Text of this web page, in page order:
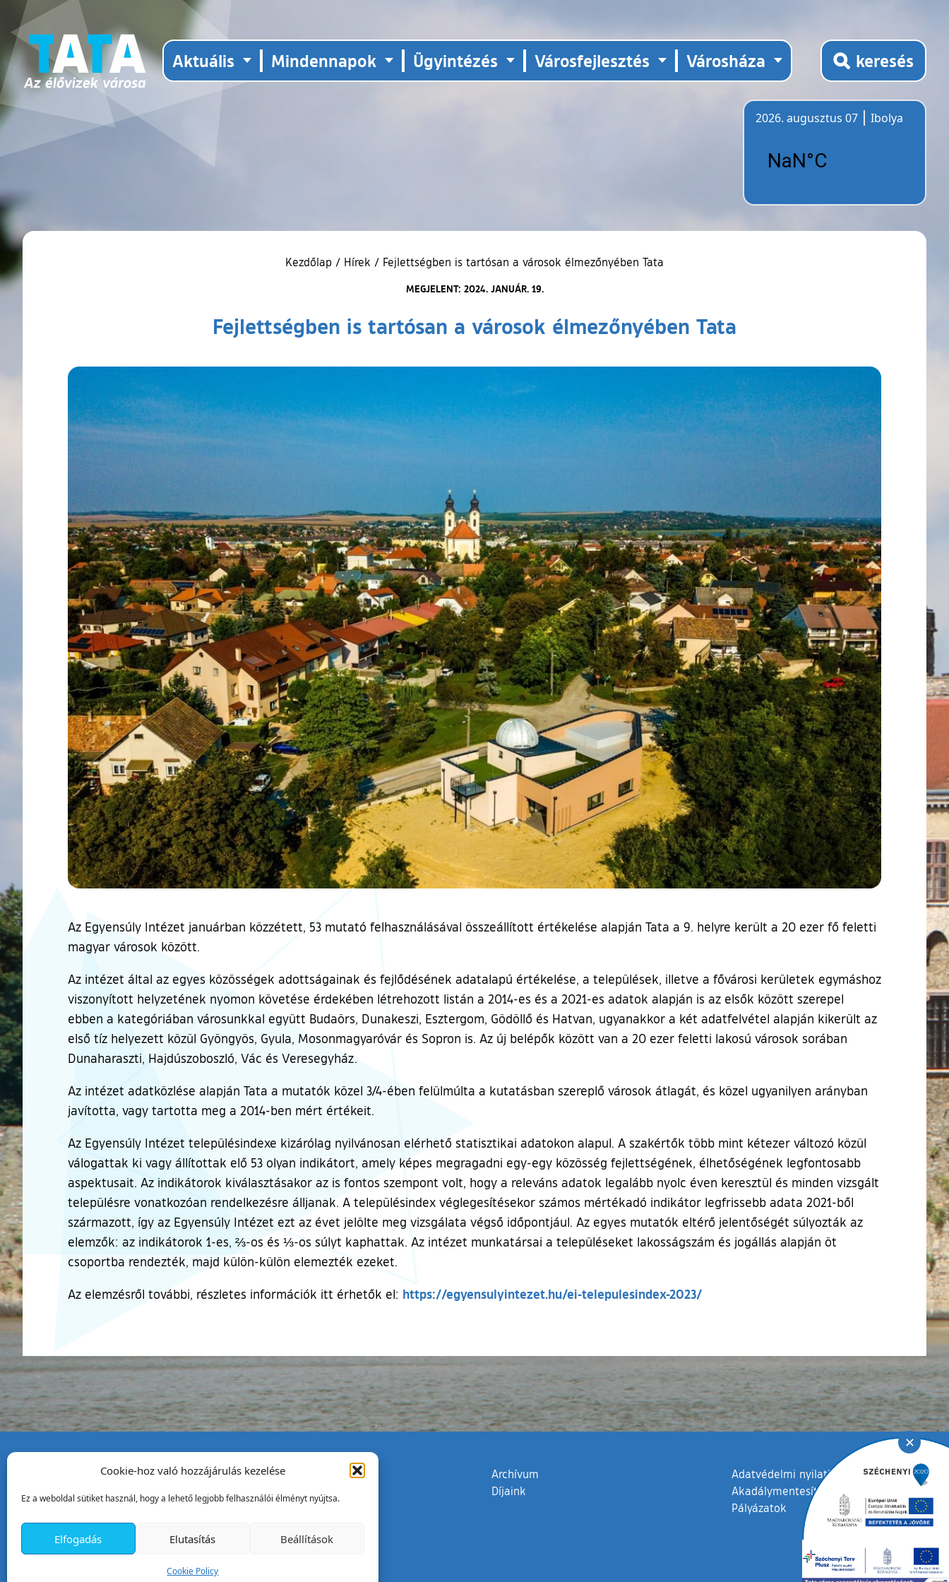
Cookie-hoz való hozzájárulás kezelése
Ez a weboldal sütiket használ, hogy a lehető legjobb felhasználói élményt nyújtsa.
Elfogadás Elutasítás Beállítások
Cookie Policy
Aktuális Mindennapok Ügyintézés Városfejlesztés Városháza keresés
2026. augusztus 07
Ibolya
Kezdőlap / Hírek / Fejlettségben is tartósan a városok élmezőnyében Tata
MEGJELENT: 2024. JANUÁR. 19.
Fejlettségben is tartósan a városok élmezőnyében Tata
Az Egyensúly Intézet januárban közzétett, 53 mutató felhasználásával összeállított értékelése alapján Tata a 9. helyre került a 20 ezer fő feletti
magyar városok között.
Az intézet által az egyes közösségek adottságainak és fejlődésének adatalapú értékelése, a települések, illetve a fővárosi kerületek egymáshoz
viszonyított helyzetének nyomon követése érdekében létrehozott listán a 2014-es és a 2021-es adatok alapján is az elsők között szerepel
ebben a kategóriában városunkkal együtt Budaörs, Dunakeszi, Esztergom, Gödöllő és Hatvan, ugyanakkor a két adatfelvétel alapján kikerült az
első tíz helyezett közül Gyöngyös, Gyula, Mosonmagyaróvár és Sopron is. Az új belépők között van a 20 ezer feletti lakosú városok sorában
Dunaharaszti, Hajdúszoboszló, Vác és Veresegyház.
Az intézet adatközlése alapján Tata a mutatók közel 3/4-ében felülmúlta a kutatásban szereplő városok átlagát, és közel ugyanilyen arányban
javította, vagy tartotta meg a 2014-ben mért értékeit.
Az Egyensúly Intézet településindexe kizárólag nyilvánosan elérhető statisztikai adatokon alapul. A szakértők több mint kétezer változó közül
válogattak ki vagy állítottak elő 53 olyan indikátort, amely képes megragadni egy-egy közösség fejlettségének, élhetőségének legfontosabb
aspektusait. Az indikátorok kiválasztásakor az is fontos szempont volt, hogy a releváns adatok legalább nyolc éven keresztül és minden vizsgált
településre vonatkozóan rendelkezésre álljanak. A településindex véglegesítésekor számos mértékadó indikátor legfrissebb adata 2021-ből
származott, így az Egyensúly Intézet ezt az évet jelölte meg vizsgálata végső időpontjául. Az egyes mutatók eltérő jelentőségét súlyozták az
elemzők: az indikátorok 1-es, ⅔-os és ⅓-os súlyt kaphattak. Az intézet munkatársai a településeket lakosságszám és jogállás alapján öt
csoportba rendezték, majd külön-külön elemezték ezeket.
Az elemzésről további, részletes információk itt érhetők el: https://egyensulyintezet.hu/ei-telepulesindex-2023/
Tata Város Önkormányzata
2890 Tata, Kossuth tér 1.
+36 34 / 587 078
Email:ph@tata.hu
Archívum
Díjaink
Adatvédelmi nyilatkozat
Akadálymentesítési nyilatkozat
Pályázatok
✕